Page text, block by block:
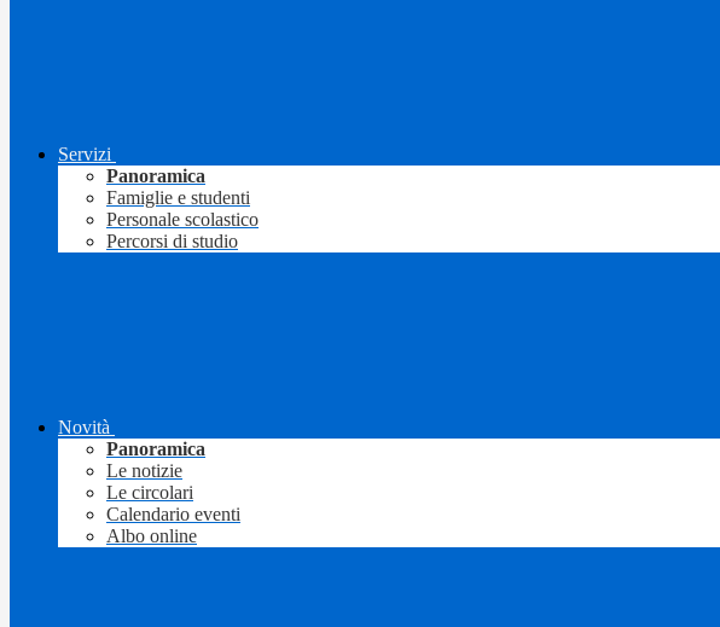
Servizi
Panoramica
Famiglie e studenti
Personale scolastico
Percorsi di studio
Novità
Panoramica
Le notizie
Le circolari
Calendario eventi
Albo online